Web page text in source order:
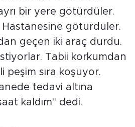
bir yere götürdüler.
Hastanesine götürdüler.
geçen iki araç durdu.
Tabii korkumdan
peşim sıra koşuyor.
tedavi altına
kaldım" dedi.